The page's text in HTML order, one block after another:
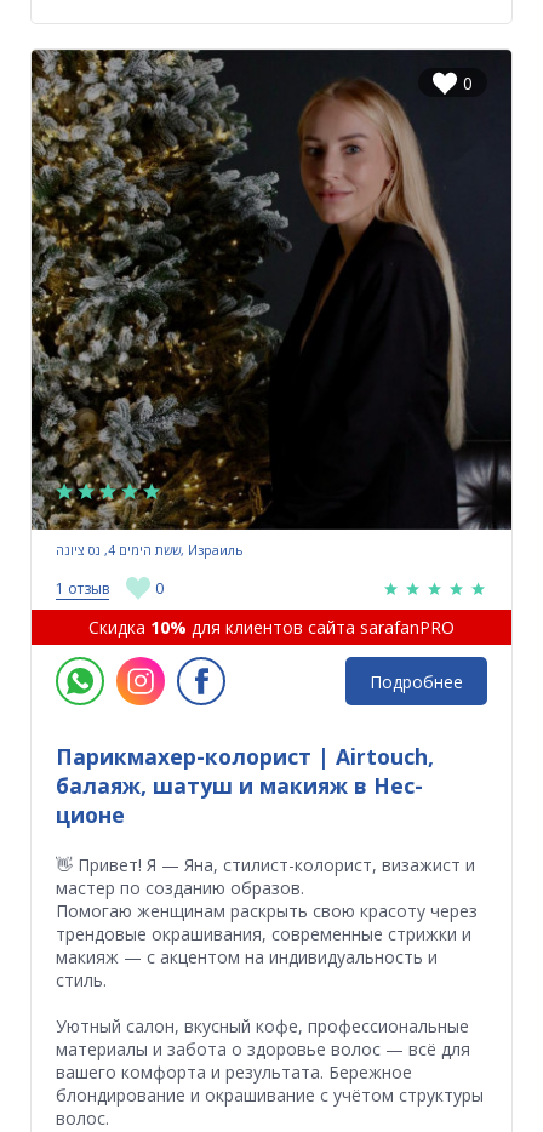
0
Парикмахер-колорист | Airtouch,
балаяж, шатуш и макияж в Нес-
ционе
👋 Привет! Я — Яна, стилист-колорист, визажист и
мастер по созданию образов.
Помогаю женщинам раскрыть свою красоту через
трендовые окрашивания, современные стрижки и
макияж — с акцентом на индивидуальность и
стиль.
Уютный салон, вкусный кофе, профессиональные
материалы и забота о здоровье волос — всё для
вашего комфорта и результата. Бережное
блондирование и окрашивание с учётом структуры
волос.
ששת הימים 4, נס ציונה, Израиль
1 отзыв 0
Скидка 10% для клиентов сайта sarafanPRO
Подробнее